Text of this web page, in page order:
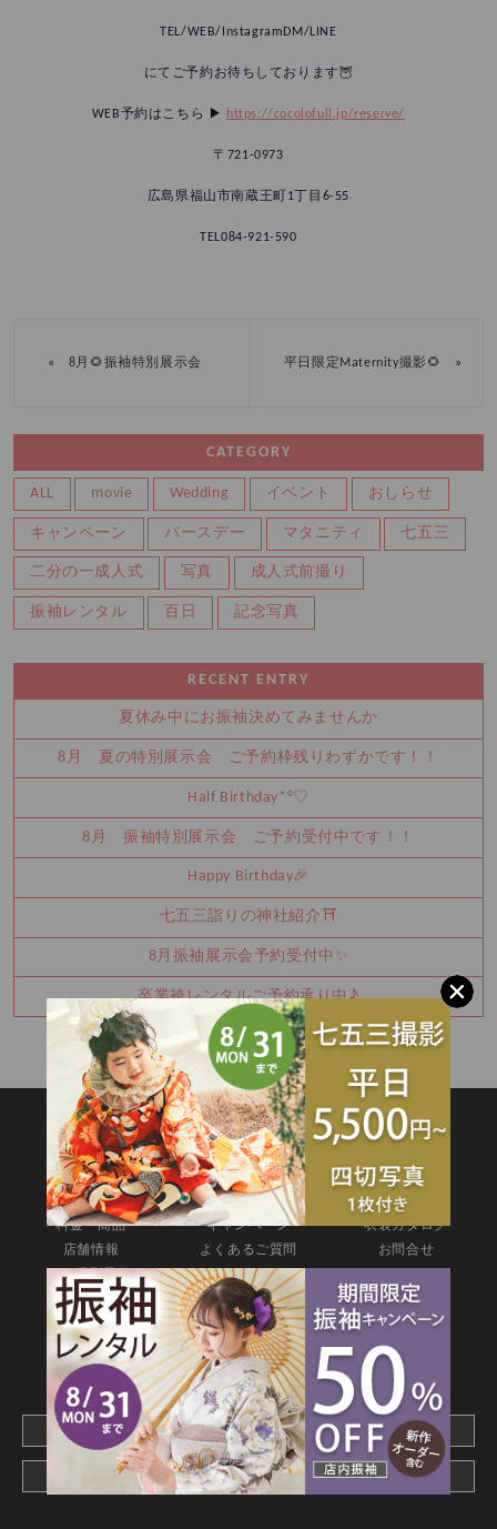
TEL/WEB/InstagramDM/LINE
にてご予約お待ちしております🦉
WEB予約はこちら ▶︎ https://cocolofull.jp/reserve/
〒721-0973
広島県福山市南蔵王町1丁目6-55
TEL084-921-590
« 8月🌻振袖特別展示会 平日限定Maternity撮影🌻 »
CATEGORY
ALL movie Wedding イベント おしらせ
キャンペーン バースデー マタニティ 七五三
二分の一成人式 写真 成人式前撮り
振袖レンタル 百日 記念写真
RECENT ENTRY
夏休み中にお振袖決めてみませんか
8月 夏の特別展示会 ご予約枠残りわずかです！！
Half Birthday‪‪*°♡
8月 振袖特別展示会 ご予約受付中です！！
Happy Birthday🎉
七五三詣りの神社紹介⛩️
8月振袖展示会予約受付中✨
卒業袴レンタルご予約承り中♪
SITEMAP
TOP 新着情報
撮影メニュー
料金・商品
キャンペーン
衣装カタログ
店舗情報
よくあるご質問
お問合せ
web撮影予約
CONTACT
webでご予約はこちら
メールでお問合わせ